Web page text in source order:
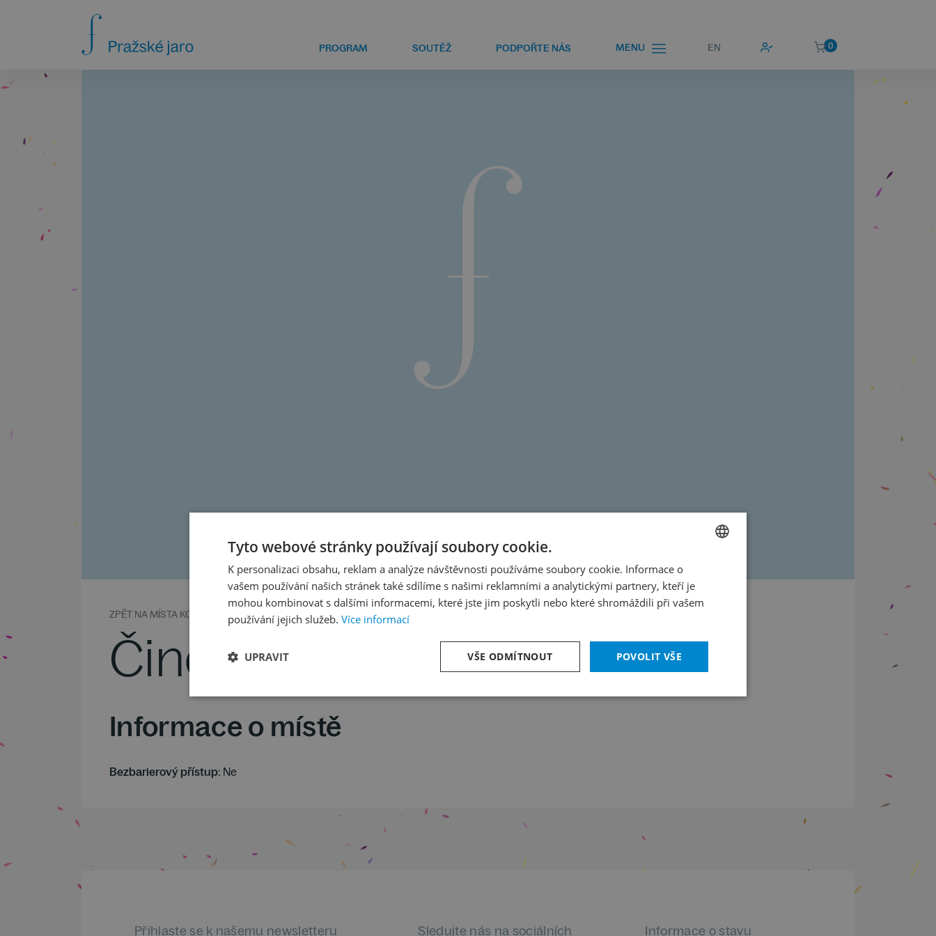
PROGRAM SOUTĚŽ PODPOŘTE NÁS MENU EN 0
ZPĚT NA MÍSTA KONÁNÍ
Činoherní klub
Informace o místě
Bezbarierový přístup: Ne
Přihlaste se k našemu newsletteru Sledujte nás na sociálních Informace o stavu
ENGLISH
Tyto webové stránky používají soubory cookie.
K personalizaci obsahu, reklam a analýze návštěvnosti používáme soubory cookie. Informace o
vašem používání našich stránek také sdílíme s našimi reklamními a analytickými partnery, kteří je
mohou kombinovat s dalšími informacemi, které jste jim poskytli nebo které shromáždili při vašem
používání jejich služeb. Více informací
POVOLIT VŠE
VŠE ODMÍTNOUT
UPRAVIT